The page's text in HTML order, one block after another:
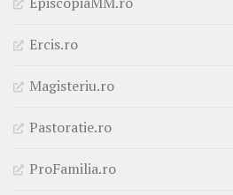
Ercis.ro
Magisteriu.ro
Pastoratie.ro
ProFamilia.ro